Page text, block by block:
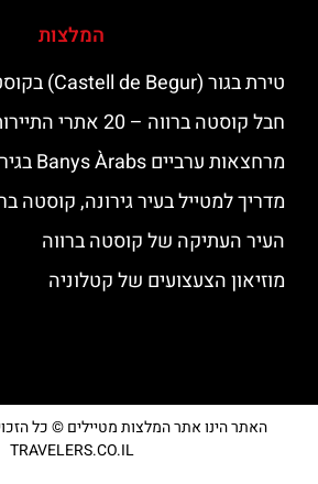
המלצות
טירת בגור (Castell de Begur) בקוסטה ברווה
חבל קוסטה ברווה – 20 אתרי התיירות שאסור לפספס
מרחצאות ערביים Banys Àrabs בגירונה
מדריך למטייל בעיר גירונה, קוסטה
העיר העתיקה של קוסטה ברווה
מוזיאון הצעצועים של קטלוניה
האתר הינו אתר המלצות מטיילים © כל
TRAVELERS.CO.IL